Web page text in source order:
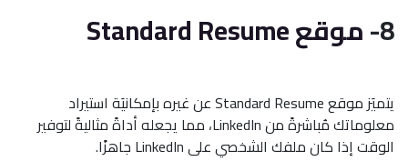
8- موقع Standard Resume
يتميَز موقع Standard Resume عن غيره بإمكانيَة استيراد
معلوماتك مُباشرةً من LinkedIn، مما يجعله أداةً مثاليةً لتوفير
الوقت إذا كان ملفك الشخصي على LinkedIn جاهزًا.